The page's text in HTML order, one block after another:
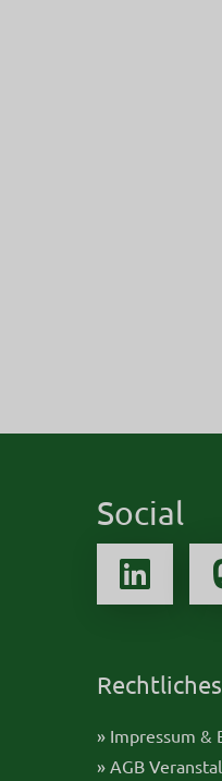
Social
Rechtliches
» Impressum &
» AGB